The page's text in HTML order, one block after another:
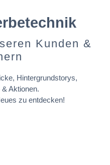
Kunden &
Hintergrundstorys,
Aktionen.
zu entdecken!